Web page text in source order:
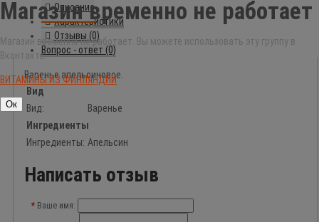
Описание
Характеристики
Отзывы (0)
Вопрос - ответ (0)
Варенье апельсиновое.
Вид
Вид:
Варенье
Ингредиенты
Ингредиенты: Апельсин
Написать отзыв
Ваше имя:
Магазин временно не работает
Магазин временно не работает. Вы можете использовать эту группу в
Вконтакте:
ВИТАМИНЫ ИЗ ФИНЛЯНДИИ
Ок